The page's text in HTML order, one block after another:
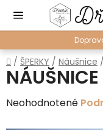
obsah
Domov
/ ŠPERKY / Náušnice /
Priemerné
Neohodnotené